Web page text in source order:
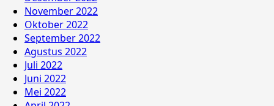
November 2022
Oktober 2022
September 2022
Agustus 2022
Juli 2022
Juni 2022
Mei 2022